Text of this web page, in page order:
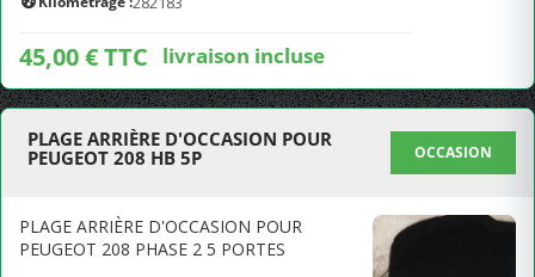
45,00 € TTC livraison incluse
PLAGE ARRIÈRE D'OCCASION POUR
PEUGEOT 208 HB 5P
OCCASION
PLAGE ARRIÈRE D'OCCASION POUR
PEUGEOT 208 PHASE 2 5 PORTES